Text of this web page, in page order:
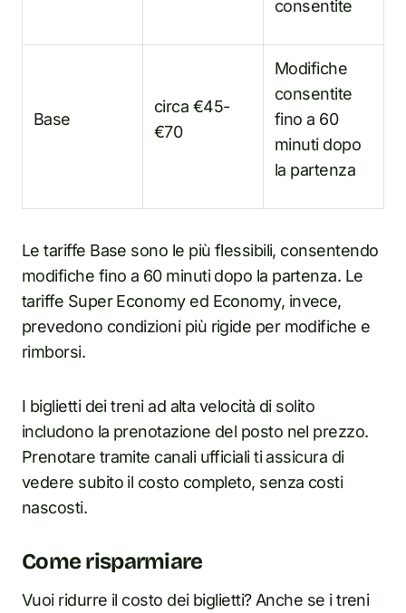
consentite
Base
circa €45-
€70
Modifiche
consentite
fino a 60
minuti dopo
la partenza
Le tariffe Base sono le più flessibili, consentendo
modifiche fino a 60 minuti dopo la partenza. Le
tariffe Super Economy ed Economy, invece,
prevedono condizioni più rigide per modifiche e
rimborsi.
I biglietti dei treni ad alta velocità di solito
includono la prenotazione del posto nel prezzo.
Prenotare tramite canali ufficiali ti assicura di
vedere subito il costo completo, senza costi
nascosti.
Come risparmiare
Vuoi ridurre il costo dei biglietti? Anche se i treni